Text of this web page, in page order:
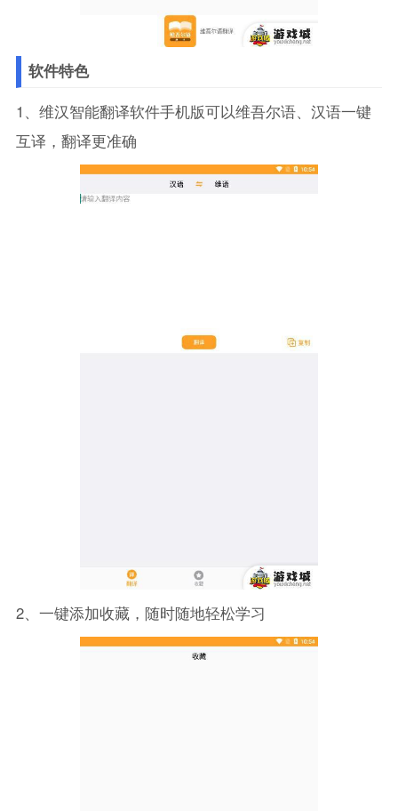
软件特色
1、维汉智能翻译软件手机版可以维吾尔语、汉语一键
互译，翻译更准确
2、一键添加收藏，随时随地轻松学习